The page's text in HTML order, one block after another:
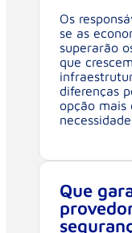
Os
se as
superarão
que
diferenças
opção mais
Que